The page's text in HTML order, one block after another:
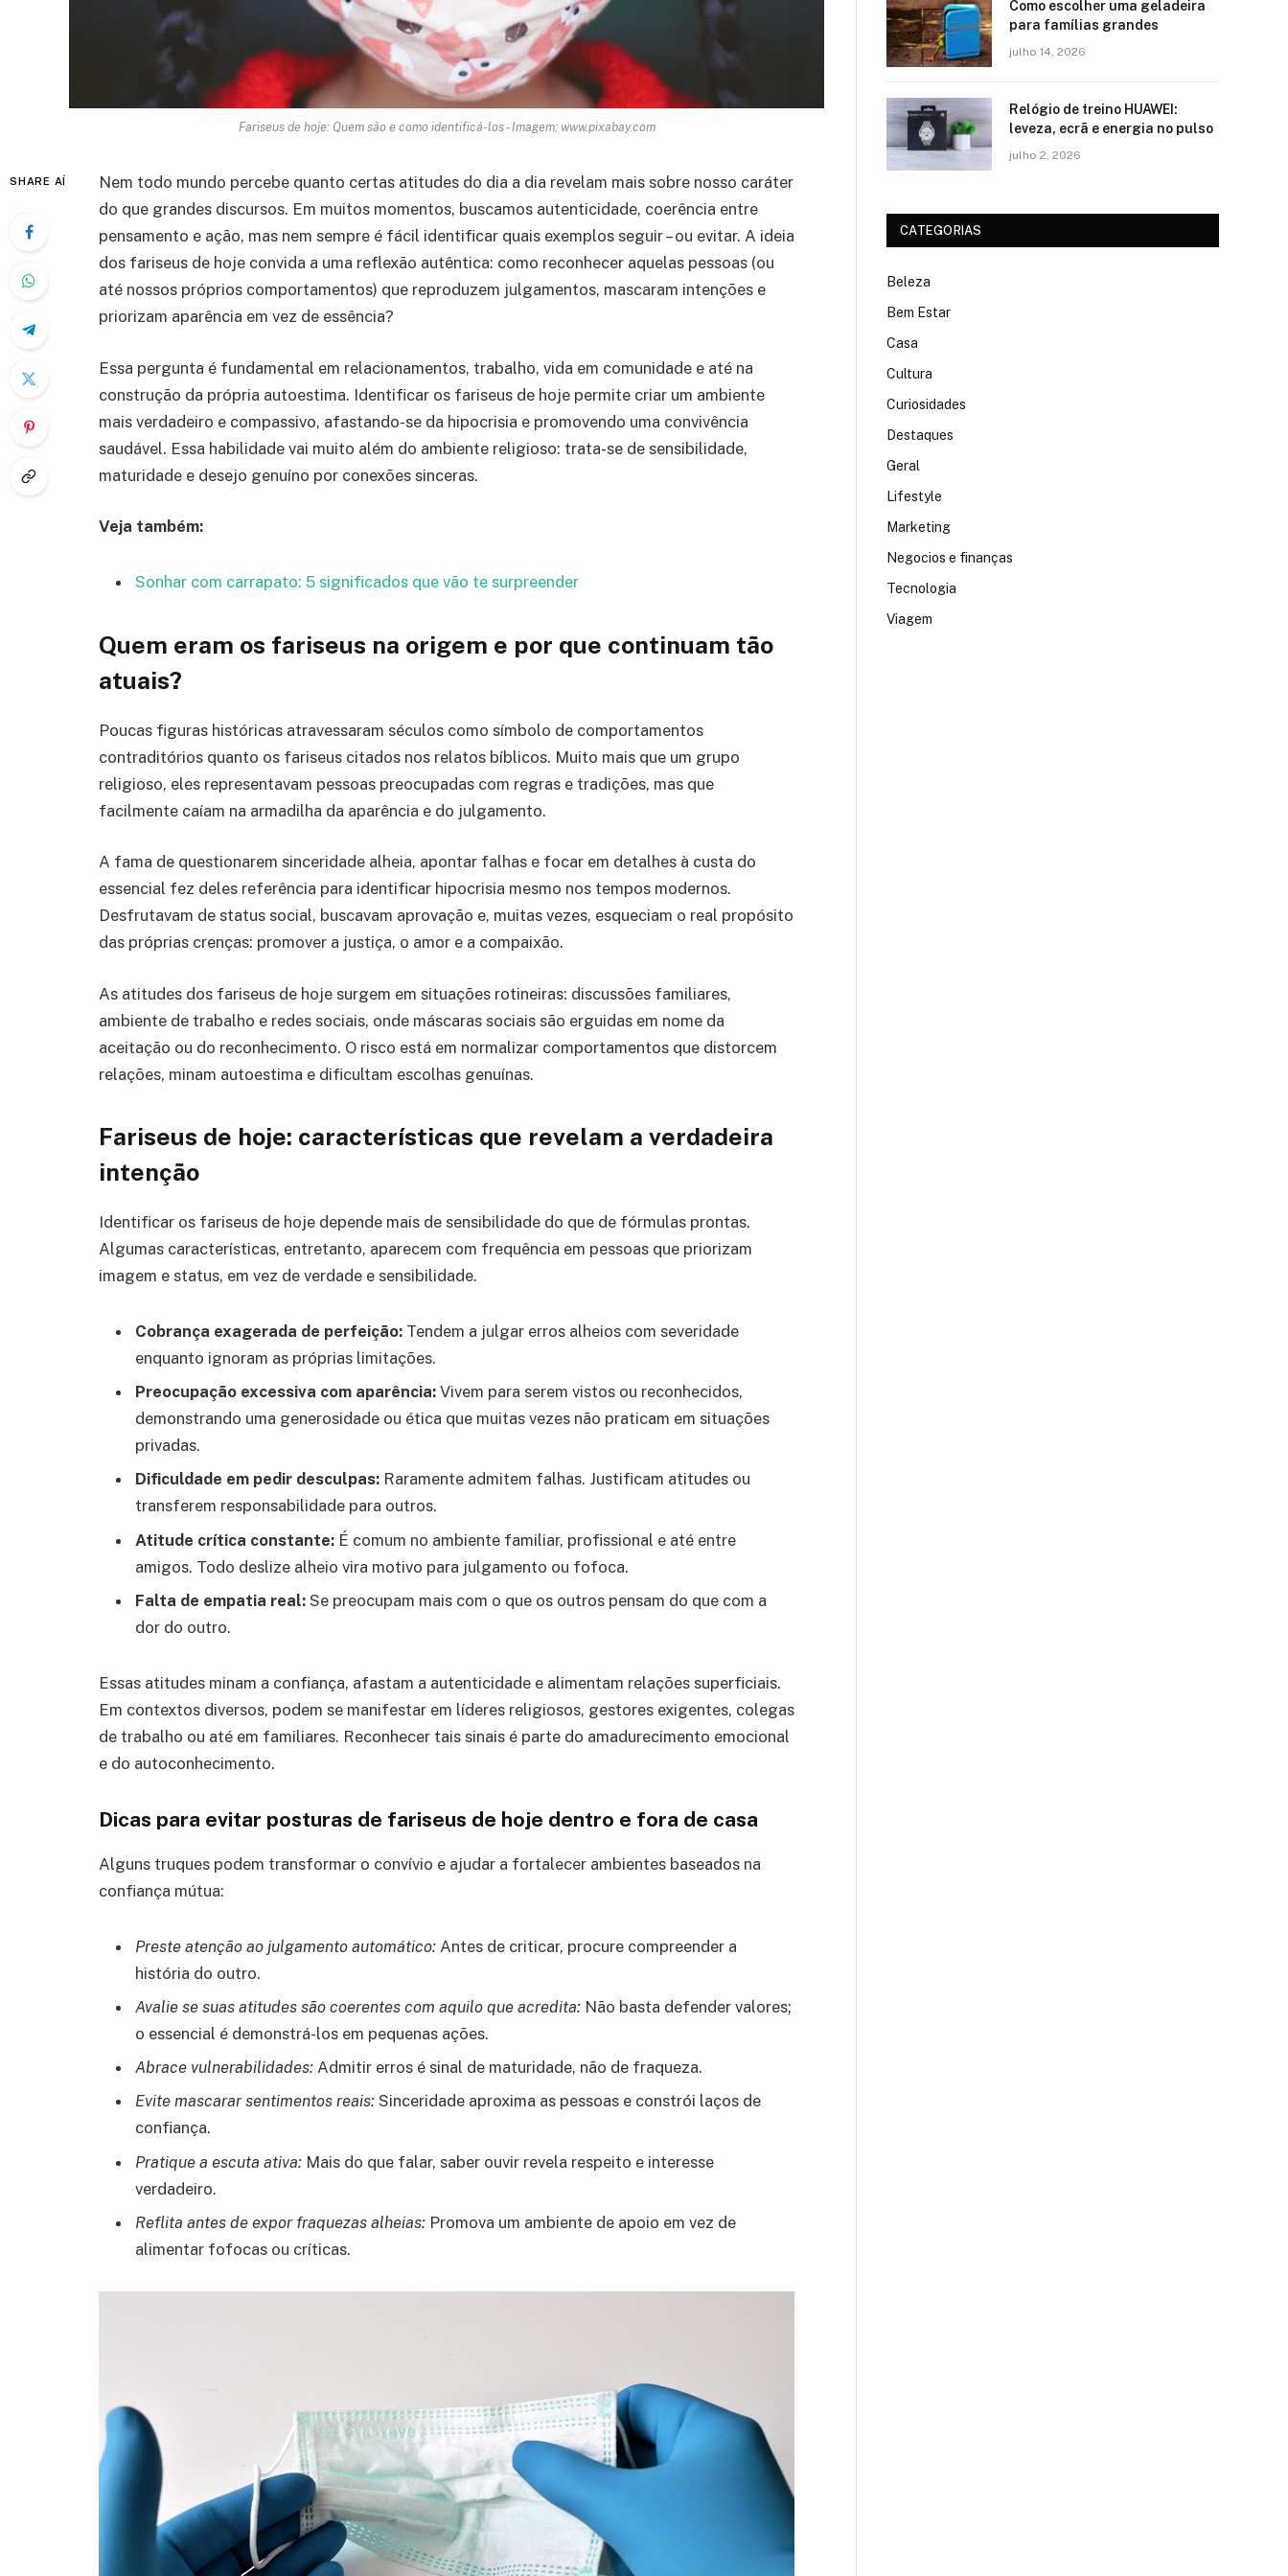
Fariseus de hoje: Quem são e como identificá-los - Imagem: www.pixabay.com
SHARE AÍ
Nem todo mundo percebe quanto certas atitudes do dia a dia revelam mais sobre nosso caráter
do que grandes discursos. Em muitos momentos, buscamos autenticidade, coerência entre
pensamento e ação, mas nem sempre é fácil identificar quais exemplos seguir – ou evitar. A ideia
dos fariseus de hoje convida a uma reflexão autêntica: como reconhecer aquelas pessoas (ou
até nossos próprios comportamentos) que reproduzem julgamentos, mascaram intenções e
priorizam aparência em vez de essência?
Essa pergunta é fundamental em relacionamentos, trabalho, vida em comunidade e até na
construção da própria autoestima. Identificar os fariseus de hoje permite criar um ambiente
mais verdadeiro e compassivo, afastando-se da hipocrisia e promovendo uma convivência
saudável. Essa habilidade vai muito além do ambiente religioso: trata-se de sensibilidade,
maturidade e desejo genuíno por conexões sinceras.
Veja também:
Sonhar com carrapato: 5 significados que vão te surpreender
Quem eram os fariseus na origem e por que continuam tão
atuais?
Poucas figuras históricas atravessaram séculos como símbolo de comportamentos
contraditórios quanto os fariseus citados nos relatos bíblicos. Muito mais que um grupo
religioso, eles representavam pessoas preocupadas com regras e tradições, mas que
facilmente caíam na armadilha da aparência e do julgamento.
A fama de questionarem sinceridade alheia, apontar falhas e focar em detalhes à custa do
essencial fez deles referência para identificar hipocrisia mesmo nos tempos modernos.
Desfrutavam de status social, buscavam aprovação e, muitas vezes, esqueciam o real propósito
das próprias crenças: promover a justiça, o amor e a compaixão.
As atitudes dos fariseus de hoje surgem em situações rotineiras: discussões familiares,
ambiente de trabalho e redes sociais, onde máscaras sociais são erguidas em nome da
aceitação ou do reconhecimento. O risco está em normalizar comportamentos que distorcem
relações, minam autoestima e dificultam escolhas genuínas.
Fariseus de hoje: características que revelam a verdadeira
intenção
Identificar os fariseus de hoje depende mais de sensibilidade do que de fórmulas prontas.
Algumas características, entretanto, aparecem com frequência em pessoas que priorizam
imagem e status, em vez de verdade e sensibilidade.
Cobrança exagerada de perfeição: Tendem a julgar erros alheios com severidade
enquanto ignoram as próprias limitações.
Preocupação excessiva com aparência: Vivem para serem vistos ou reconhecidos,
demonstrando uma generosidade ou ética que muitas vezes não praticam em situações
privadas.
Dificuldade em pedir desculpas: Raramente admitem falhas. Justificam atitudes ou
transferem responsabilidade para outros.
Atitude crítica constante: É comum no ambiente familiar, profissional e até entre
amigos. Todo deslize alheio vira motivo para julgamento ou fofoca.
Falta de empatia real: Se preocupam mais com o que os outros pensam do que com a
dor do outro.
Essas atitudes minam a confiança, afastam a autenticidade e alimentam relações superficiais.
Em contextos diversos, podem se manifestar em líderes religiosos, gestores exigentes, colegas
de trabalho ou até em familiares. Reconhecer tais sinais é parte do amadurecimento emocional
e do autoconhecimento.
Dicas para evitar posturas de fariseus de hoje dentro e fora de casa
Alguns truques podem transformar o convívio e ajudar a fortalecer ambientes baseados na
confiança mútua:
Preste atenção ao julgamento automático: Antes de criticar, procure compreender a
história do outro.
Avalie se suas atitudes são coerentes com aquilo que acredita: Não basta defender valores;
o essencial é demonstrá-los em pequenas ações.
Abrace vulnerabilidades: Admitir erros é sinal de maturidade, não de fraqueza.
Evite mascarar sentimentos reais: Sinceridade aproxima as pessoas e constrói laços de
confiança.
Pratique a escuta ativa: Mais do que falar, saber ouvir revela respeito e interesse
verdadeiro.
Reflita antes de expor fraquezas alheias: Promova um ambiente de apoio em vez de
alimentar fofocas ou críticas.
Como escolher uma geladeira
para famílias grandes
julho 14, 2026
Relógio de treino​ HUAWEI:
leveza, ecrã e energia no pulso
julho 2, 2026
CATEGORIAS
Beleza
Bem Estar
Casa
Cultura
Curiosidades
Destaques
Geral
Lifestyle
Marketing
Negocios e finanças
Tecnologia
Viagem